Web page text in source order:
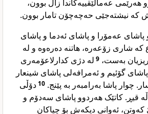
عەمالێقییەکاندا زاڵ بوون،
کە نیشتەجێی حەچەچۆن تامار بوون.
پاشای عەمۆرا و پاشای ئەدما و پاشای
کە شاری زۆعەرە، هاتنە دەرەوە و لە
بەست، 9 لە دژی کدارلاعۆمەری
گۆئیم و ئەمرافەلی پاشای شینعار
چوار پاشا بەرامبەر بە پێنج. 10دۆڵی
قیڕ. کاتێک هەردوو پاشای سەدۆم و
ئەوانی دیکەش بۆ چیاکان